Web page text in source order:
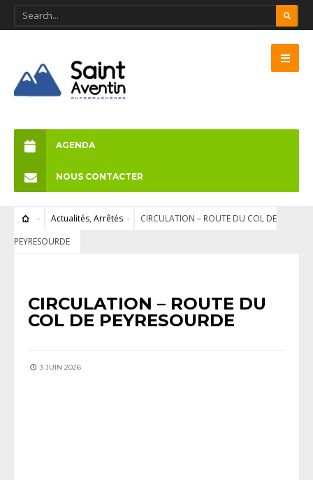
AGENDA
NOUS CONTACTER
Actualités, Arrêtés
CIRCULATION – ROUTE DU COL DE
PEYRESOURDE
CIRCULATION – ROUTE DU
COL DE PEYRESOURDE
3 JUIN 2026